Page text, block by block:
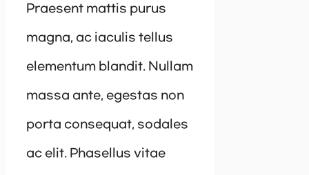
Praesent mattis purus
magna, ac iaculis tellus
elementum blandit. Nullam
massa ante, egestas non
porta consequat, sodales
ac elit. Phasellus vitae